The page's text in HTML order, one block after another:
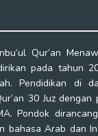
Qur’an
pada tahun
Pendidikan di
30 Juz
Pondok
bahasa Arab dan